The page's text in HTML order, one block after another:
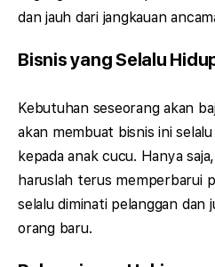
dan jauh dari jangkauan
Bisnis yang Selalu
Kebutuhan seseorang akan
akan membuat bisnis ini
kepada anak cucu. Hanya
haruslah terus memperbarui
selalu diminati pelanggan dan
orang baru.